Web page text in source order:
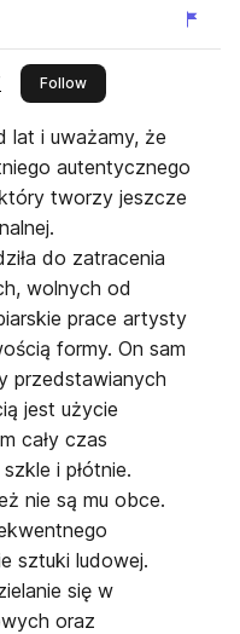
Followthis publisher
lat i uważamy, że
autentycznego
tworzy jeszcze
do zatracenia
wolnych od
prace artysty
formy. On sam
przedstawianych
jest użycie
cały czas
i płótnie.
nie są mu obce.
sztuki ludowej.
się w
oraz